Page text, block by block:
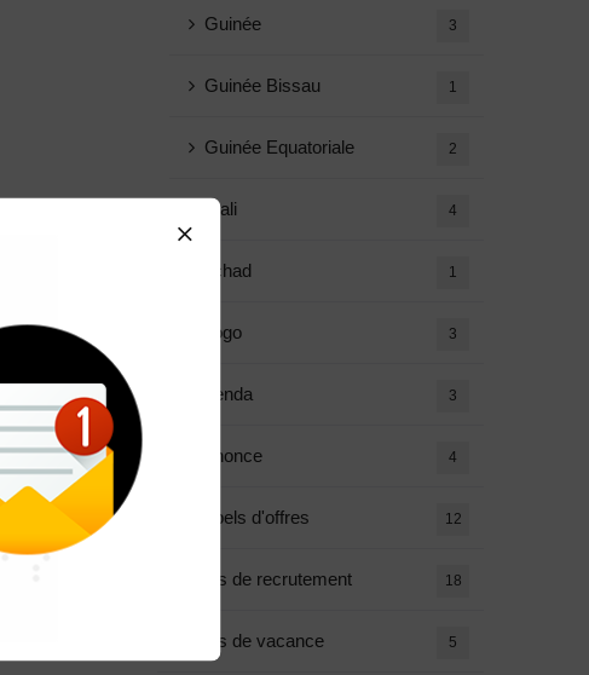
Guinée 3
Guinée Bissau 1
Guinée Equatoriale 2
Mali 4
Tchad 1
Togo 3
Agenda 3
Annonce 4
Appels d'offres 12
Avis de recrutement 18
Avis de vacance 5